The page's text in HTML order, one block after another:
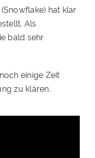
hat klar
Als
bald sehr
einige Zeit
zu klären.